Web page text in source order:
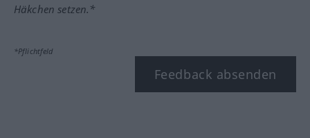
Häkchen setzen.*
*Pflichtfeld
Feedback absenden